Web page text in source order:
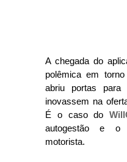
A chegada do
polêmica em
abriu portas para
inovassem na
É o caso do
autogestão e o
motorista.